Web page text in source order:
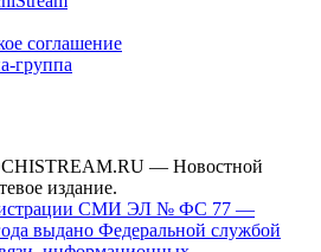
соглашение
группа
— Новостной
издание.
СМИ ЭЛ № ФС 77 —
выдано Федеральной службой